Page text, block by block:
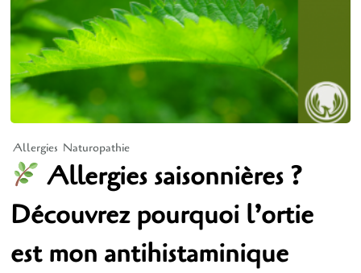
Allergies Naturopathie
Allergies saisonnières ?
Découvrez pourquoi l’ortie
est mon antihistaminique